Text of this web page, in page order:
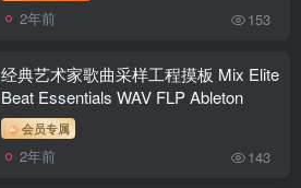
2年前 153
经典艺术家歌曲采样工程摸板 Mix Elite
Beat Essentials WAV FLP Ableton
会员专属
2年前 143